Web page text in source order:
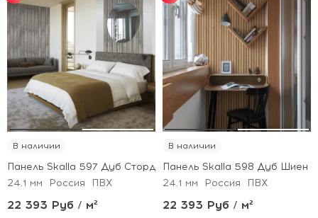
от 30 м² - скидка 5%;
от 50 м² - скидка 7%;
от 100 м² - скидка
10%.
В наличии
Панель Skalla 597 Дуб Сторд
24.1 мм
Россия ПВХ
22 393 Руб / м²
от 30 м² - скидка 5%;
от 50 м² - скидка 7%;
от 100 м² - скидка
10%.
В наличии
Панель Skalla 598 Дуб Шиен
24.1 мм
Россия ПВХ
22 393 Руб / м²